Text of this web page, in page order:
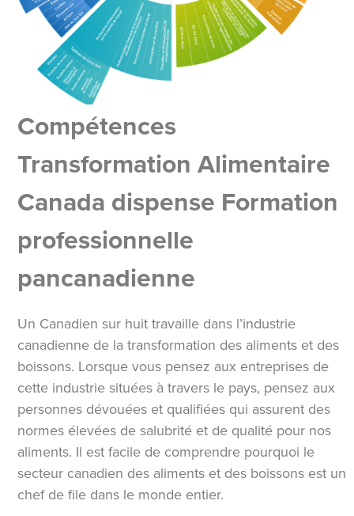
Compétences
Transformation Alimentaire
Canada dispense Formation
professionnelle
pancanadienne
Un Canadien sur huit travaille dans l’industrie
canadienne de la transformation des aliments et des
boissons. Lorsque vous pensez aux entreprises de
cette industrie situées à travers le pays, pensez aux
personnes dévouées et qualifiées qui assurent des
normes élevées de salubrité et de qualité pour nos
aliments. Il est facile de comprendre pourquoi le
secteur canadien des aliments et des boissons est un
chef de file dans le monde entier.